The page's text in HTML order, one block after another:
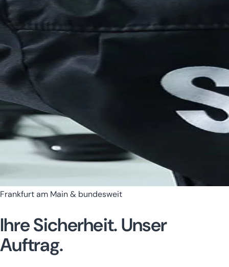
Bremen
Hessen
Frankfurt am Main & bundesweit
Ihre Sicherheit.Unser
Auftrag.